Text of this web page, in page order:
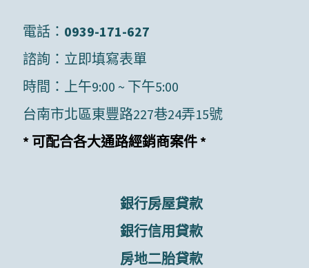
電話： 0939-171-627
諮詢： 立即填寫表單
時間：上午9:00 ~ 下午5:00
台南市北區東豐路227巷24弄15號
* 可配合各大通路經銷商案件 *
銀行房屋貸款
銀行信用貸款
房地二胎貸款